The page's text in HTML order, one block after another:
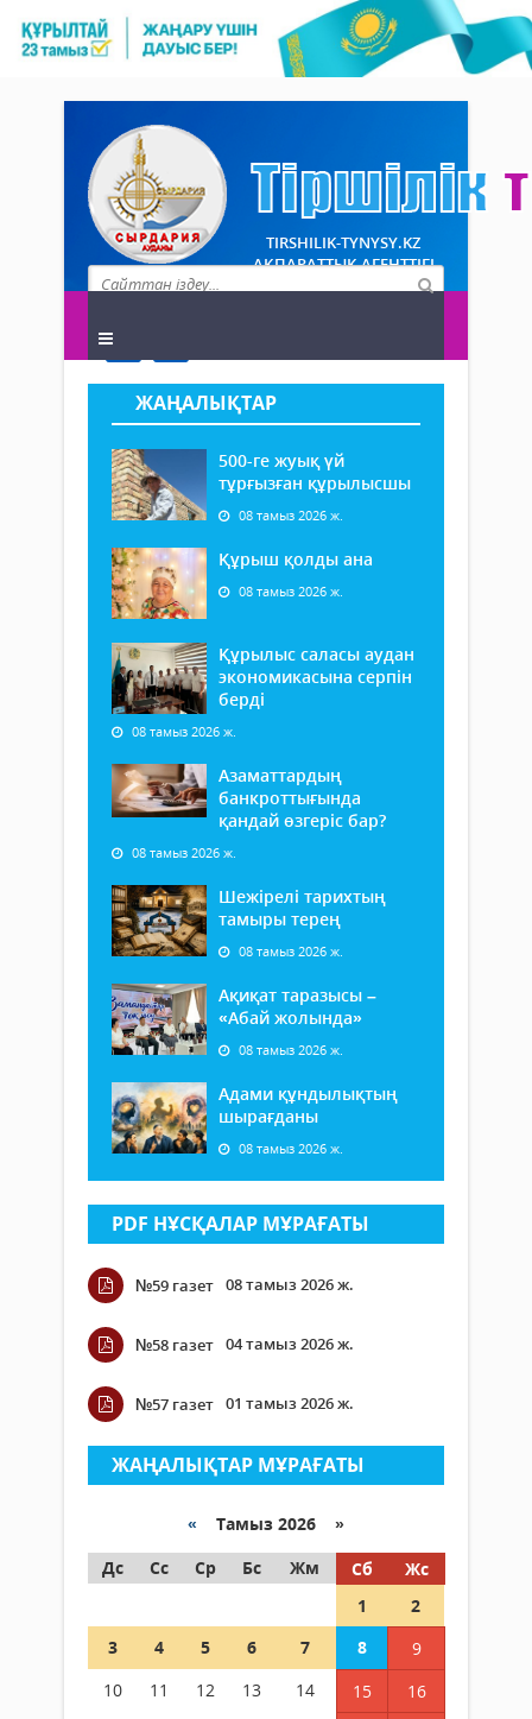
TIRSHILIK-TYNYSY.KZ
АҚПАРАТТЫҚ АГЕНТТІГІ
ЖАҢАЛЫҚТАР
500-ге жуық үй
тұрғызған құрылысшы
08 тамыз 2026 ж.
Құрыш қолды ана
08 тамыз 2026 ж.
Құрылыс саласы аудан
экономикасына серпін
берді
08 тамыз 2026 ж.
Азаматтардың
банкроттығында
қандай өзгеріс бар?
08 тамыз 2026 ж.
Шежірелі тарихтың
тамыры терең
08 тамыз 2026 ж.
Ақиқат таразысы –
«Абай жолында»
08 тамыз 2026 ж.
Адами құндылықтың
шырағданы
08 тамыз 2026 ж.
PDF НҰСҚАЛАР МҰРАҒАТЫ
№59 газет 08 тамыз 2026 ж.
№58 газет 04 тамыз 2026 ж.
№57 газет 01 тамыз 2026 ж.
ЖАҢАЛЫҚТАР МҰРАҒАТЫ
« Тамыз 2026 »
Дс
Сс Ср Бс Жм Сб
Жс
1
2
3
4 5 6 7 8
9
10
11 12 13 14 15
16